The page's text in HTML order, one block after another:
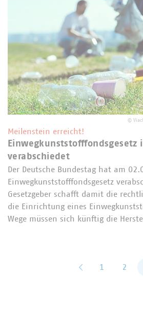
©
Meilenstein erreicht!
Einwegkunststofffondsgesetz
verabschiedet
Der Deutsche Bundestag hat am
Einwegkunststofffondsgesetz
Gesetzgeber schafft damit die
die Einrichtung eines
Wege müssen sich künftig die
zurück
1 2